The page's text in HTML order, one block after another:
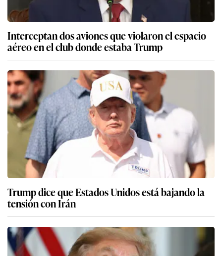
Interceptan dos aviones que violaron el espacio
aéreo en el club donde estaba Trump
Trump dice que Estados Unidos está bajando la
tensión con Irán